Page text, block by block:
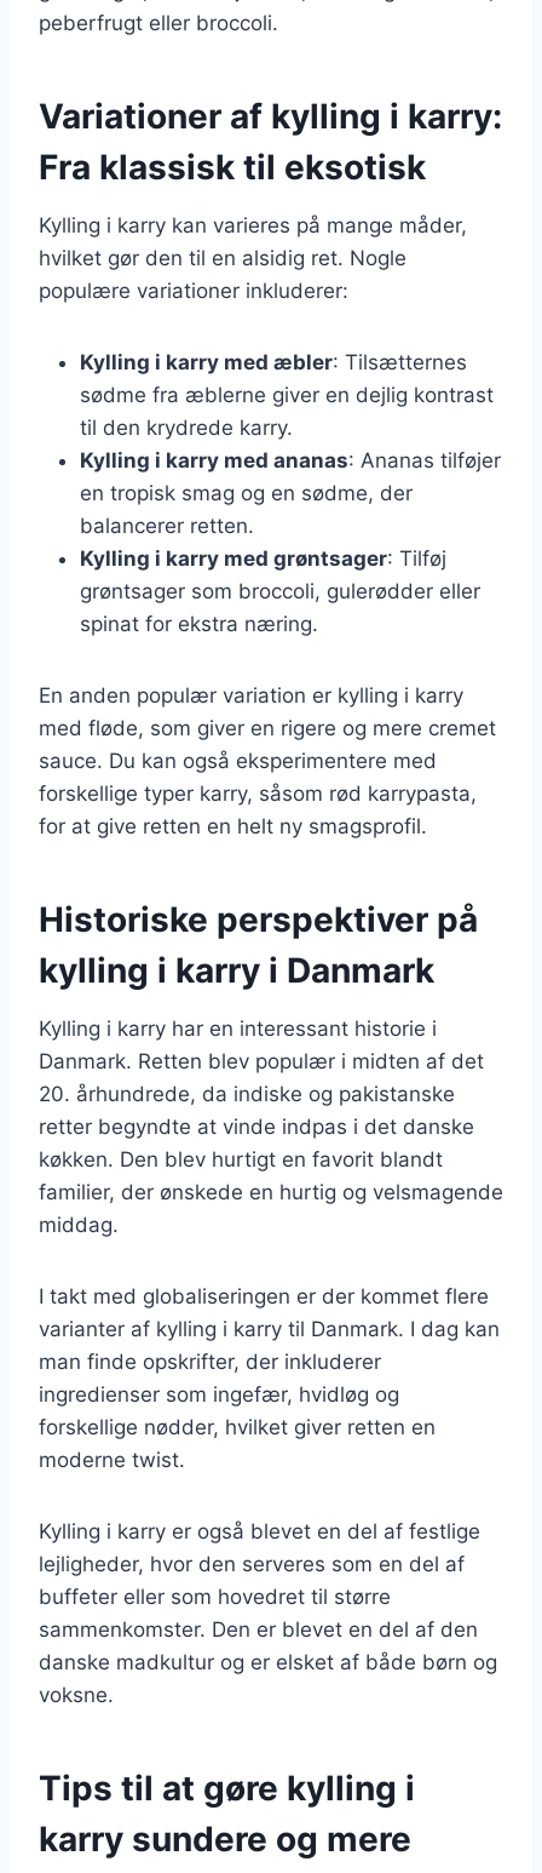
peberfrugt eller broccoli.
Variationer af kylling i karry:
Fra klassisk til eksotisk
Kylling i karry kan varieres på mange måder,
hvilket gør den til en alsidig ret. Nogle
populære variationer inkluderer:
Kylling i karry med æbler: Tilsætternes
sødme fra æblerne giver en dejlig kontrast
til den krydrede karry.
Kylling i karry med ananas: Ananas tilføjer
en tropisk smag og en sødme, der
balancerer retten.
Kylling i karry med grøntsager: Tilføj
grøntsager som broccoli, gulerødder eller
spinat for ekstra næring.
En anden populær variation er kylling i karry
med fløde, som giver en rigere og mere cremet
sauce. Du kan også eksperimentere med
forskellige typer karry, såsom rød karrypasta,
for at give retten en helt ny smagsprofil.
Historiske perspektiver på
kylling i karry i Danmark
Kylling i karry har en interessant historie i
Danmark. Retten blev populær i midten af det
20. århundrede, da indiske og pakistanske
retter begyndte at vinde indpas i det danske
køkken. Den blev hurtigt en favorit blandt
familier, der ønskede en hurtig og velsmagende
middag.
I takt med globaliseringen er der kommet flere
varianter af kylling i karry til Danmark. I dag kan
man finde opskrifter, der inkluderer
ingredienser som ingefær, hvidløg og
forskellige nødder, hvilket giver retten en
moderne twist.
Kylling i karry er også blevet en del af festlige
lejligheder, hvor den serveres som en del af
buffeter eller som hovedret til større
sammenkomster. Den er blevet en del af den
danske madkultur og er elsket af både børn og
voksne.
Tips til at gøre kylling i
karry sundere og mere